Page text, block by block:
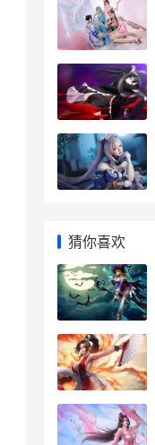
猜你喜欢